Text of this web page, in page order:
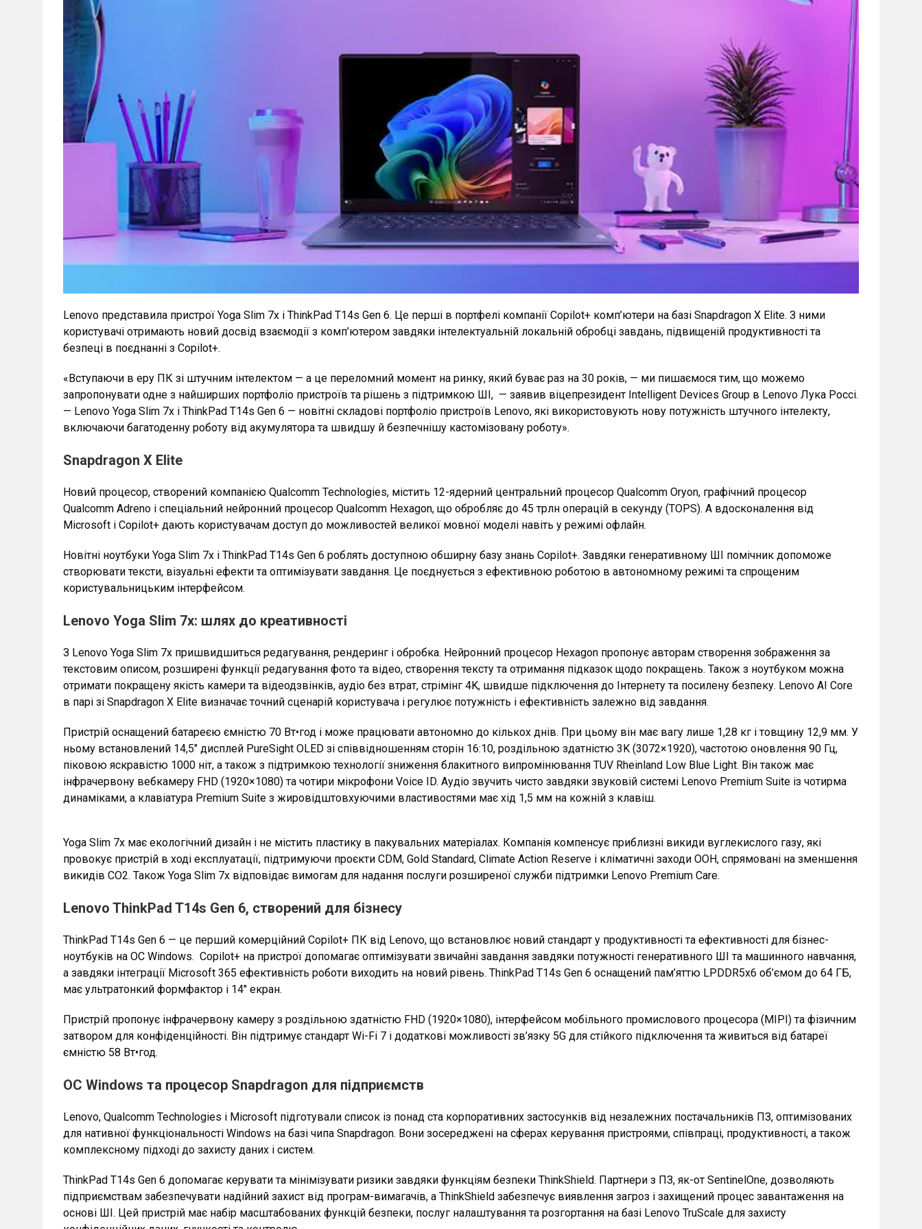
Lenovo представила пристрої Yoga Slim 7x і ThinkPad T14s Gen 6. Це перші в портфелі компанії Copilot+ комп’ютери на базі Snapdragon X Elite. З ними
користувачі отримають новий досвід взаємодії з комп’ютером завдяки інтелектуальній локальній обробці завдань, підвищеній продуктивності та
безпеці в поєднанні з Copilot+.
«Вступаючи в еру ПК зі штучним інтелектом — а це переломний момент на ринку, який буває раз на 30 років, — ми пишаємося тим, що можемо
запропонувати одне з найширших портфоліо пристроїв та рішень з підтримкою ШІ, — заявив віцепрезидент Intelligent Devices Group в Lenovo Лука Россі.
— Lenovo Yoga Slim 7x і ThinkPad T14s Gen 6 — новітні складові портфоліо пристроїв Lenovo, які використовують нову потужність штучного інтелекту,
включаючи багатоденну роботу від акумулятора та швидшу й безпечнішу кастомізовану роботу».
Snapdragon X Elite
Новий процесор, створений компанією Qualcomm Technologies, містить 12-ядерний центральний процесор Qualcomm Oryon, графічний процесор
Qualcomm Adreno і спеціальний нейронний процесор Qualcomm Hexagon, що обробляє до 45 трлн операцій в секунду (TOPS). А вдосконалення від
Microsoft і Copilot+ дають користувачам доступ до можливостей великої мовної моделі навіть у режимі офлайн.
Новітні ноутбуки Yoga Slim 7x і ThinkPad T14s Gen 6 роблять доступною обширну базу знань Copilot+. Завдяки генеративному ШІ помічник допоможе
створювати тексти, візуальні ефекти та оптимізувати завдання. Це поєднується з ефективною роботою в автономному режимі та спрощеним
користувальницьким інтерфейсом.
Lenovo Yoga Slim 7x: шлях до креативності
З Lenovo Yoga Slim 7x пришвидшиться редагування, рендеринг і обробка. Нейронний процесор Hexagon пропонує авторам створення зображення за
текстовим описом, розширені функції редагування фото та відео, створення тексту та отримання підказок щодо покращень. Також з ноутбуком можна
отримати покращену якість камери та відеодзвінків, аудіо без втрат, стрімінг 4K, швидше підключення до Інтернету та посилену безпеку. Lenovo AI Core
в парі зі Snapdragon X Elite визначає точний сценарій користувача і регулює потужність і ефективність залежно від завдання.
Пристрій оснащений батареєю ємністю 70 Вт•год і може працювати автономно до кількох днів. При цьому він має вагу лише 1,28 кг і товщину 12,9 мм. У
ньому встановлений 14,5″ дисплей PureSight OLED зі співвідношенням сторін 16:10, роздільною здатністю 3K (3072×1920), частотою оновлення 90 Гц,
піковою яскравістю 1000 ніт, а також з підтримкою технології зниження блакитного випромінювання TUV Rheinland Low Blue Light. Він також має
інфрачервону вебкамеру FHD (1920×1080) та чотири мікрофони Voice ID. Аудіо звучить чисто завдяки звуковій системі Lenovo Premium Suite із чотирма
динаміками, а клавіатура Premium Suite з жировідштовхуючими властивостями має хід 1,5 мм на кожній з клавіш.
Yoga Slim 7x має екологічний дизайн і не містить пластику в пакувальних матеріалах. Компанія компенсує приблизні викиди вуглекислого газу, які
провокує пристрій в ході експлуатації, підтримуючи проєкти CDM, Gold Standard, Climate Action Reserve і кліматичні заходи ООН, спрямовані на зменшення
викидів CO2. Також Yoga Slim 7x відповідає вимогам для надання послуги розширеної служби підтримки Lenovo Premium Care.
Lenovo ThinkPad T14s Gen 6, створений для бізнесу
ThinkPad T14s Gen 6 — це перший комерційний Copilot+ ПК від Lenovo, що встановлює новий стандарт у продуктивності та ефективності для бізнес-
ноутбуків на ОС Windows. Copilot+ на пристрої допомагає оптимізувати звичайні завдання завдяки потужності генеративного ШІ та машинного навчання,
а завдяки інтеграції Microsoft 365 ефективність роботи виходить на новий рівень. ThinkPad T14s Gen 6 оснащений пам’яттю LPDDR5x6 об’ємом до 64 ГБ,
має ультратонкий формфактор і 14″ екран.
Пристрій пропонує інфрачервону камеру з роздільною здатністю FHD (1920×1080), інтерфейсом мобільного промислового процесора (MIPI) та фізичним
затвором для конфіденційності. Він підтримує стандарт Wi-Fi 7 і додаткові можливості зв’язку 5G для стійкого підключення та живиться від батареї
ємністю 58 Вт•год.
ОС Windows та процесор Snapdragon для підприємств
Lenovo, Qualcomm Technologies і Microsoft підготували список із понад ста корпоративних застосунків від незалежних постачальників ПЗ, оптимізованих
для нативної функціональності Windows на базі чипа Snapdragon. Вони зосереджені на сферах керування пристроями, співпраці, продуктивності, а також
комплексному підході до захисту даних і систем.
ThinkPad T14s Gen 6 допомагає керувати та мінімізувати ризики завдяки функціям безпеки ThinkShield. Партнери з ПЗ, як-от SentinelOne, дозволяють
підприємствам забезпечувати надійний захист від програм-вимагачів, а ThinkShield забезпечує виявлення загроз і захищений процес завантаження на
основі ШІ. Цей пристрій має набір масштабованих функцій безпеки, послуг налаштування та розгортання на базі Lenovo TruScale для захисту